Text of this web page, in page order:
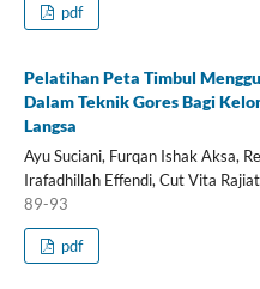
pdf
Pelatihan Peta Timbul
Dalam Teknik Gores Bagi
Langsa
Ayu Suciani, Furqan Ishak Aksa,
Irafadhillah Effendi, Cut Vita
89-93
pdf